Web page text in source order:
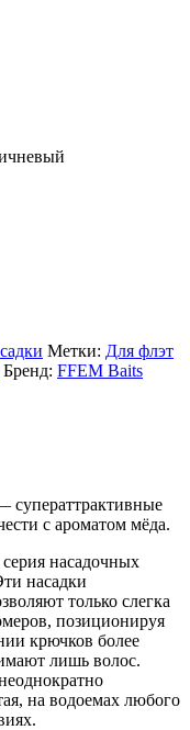
Метки: Для флэт
Бренд: FFEM Baits
суператтрактивные
с ароматом мёда.
серия насадочных
насадки
только слегка
позиционируя
крючков более
лишь волос.
на водоемах любого